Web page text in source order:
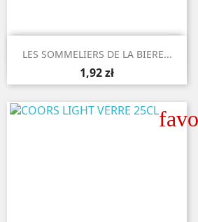
 Aperçu rapide
LES SOMMELIERS DE LA BIERE...
1,92 zł